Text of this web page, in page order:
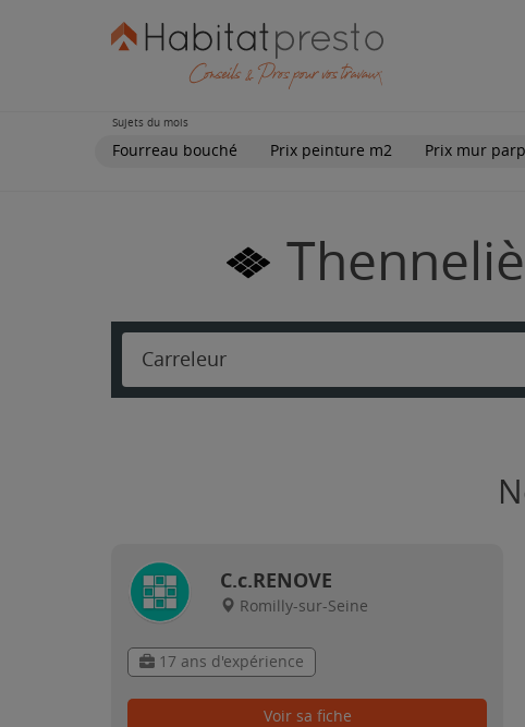
Sujets du mois
Fourreau bouché Prix peinture m2 Prix mur
Carreleur
C.c.RENOVE
Romilly-sur-Seine
17 ans d'expérience
Voir sa fiche